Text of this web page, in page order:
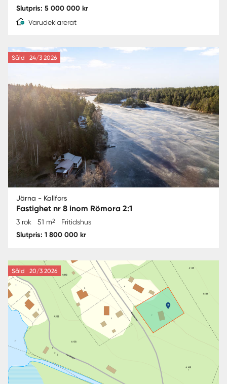
Slutpris: 5 000 000 kr
Varudeklarerat
Såld 24/3 2026
Järna - Kallfors
Fastighet nr 8 inom Römora 2:1
3 rok 51 m2 Fritidshus
Slutpris: 1 800 000 kr
Såld 20/3 2026